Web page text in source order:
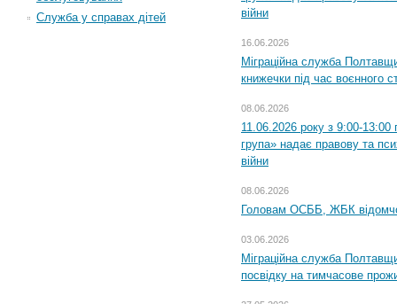
Служба у справах дітей
війни
16.06.2026
Міграційна служба
книжечки під час воєнного
08.06.2026
11.06.2026 року з 9:00-13:00
група» надає правову та
війни
08.06.2026
Головам ОСББ, ЖБК
03.06.2026
Міграційна служба
посвідку на тимчасове